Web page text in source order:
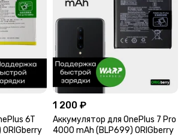
6T
1 200 ₽
Аккумулятор для OnePlus 7 Pro
4000 mAh (BLP699) ORIGberry